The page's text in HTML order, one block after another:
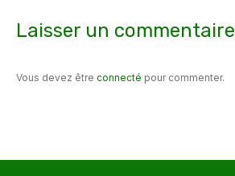
Laisser un commentaire
Vous devez être connecté pour commenter.